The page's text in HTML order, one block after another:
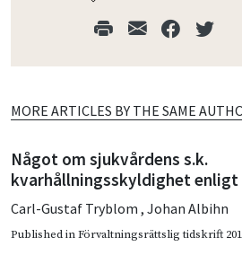
MORE ARTICLES BY THE SAME
Något om sjukvårdens s.k.
kvarhållningsskyldighet enligt
Carl-Gustaf Tryblom , Johan Albihn
Published inFörvaltningsrättslig tidskrift